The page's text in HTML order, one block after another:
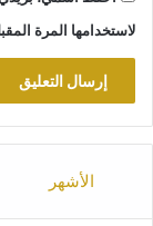
لاستخدامها المرة
الأشهر